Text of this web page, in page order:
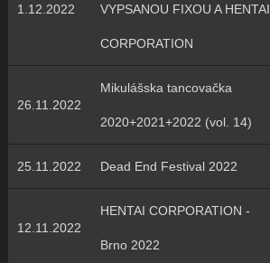
1.12.2022 VYPSANOU FIXOU A HENTAI
CORPORATION
26.11.2022
Mikulášska tancovačka
2020+2021+2022 (vol. 14)
25.11.2022 Dead End Festival 2022
12.11.2022
HENTAI CORPORATION -
Brno 2022